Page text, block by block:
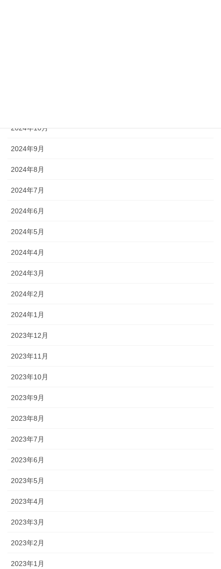
2024年10月
2024年9月
2024年8月
2024年7月
2024年6月
2024年5月
2024年4月
2024年3月
2024年2月
2024年1月
2023年12月
2023年11月
2023年10月
2023年9月
2023年8月
2023年7月
2023年6月
2023年5月
2023年4月
2023年3月
2023年2月
2023年1月